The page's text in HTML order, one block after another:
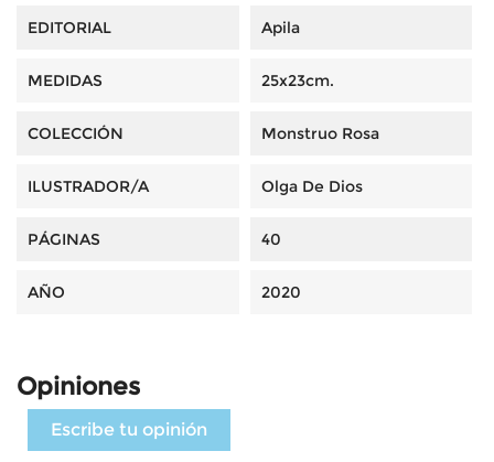
EDITORIAL Apila
MEDIDAS 25x23cm.
COLECCIÓN Monstruo Rosa
ILUSTRADOR/A Olga De Dios
PÁGINAS 40
AÑO 2020
Opiniones
Escribe tu opinión